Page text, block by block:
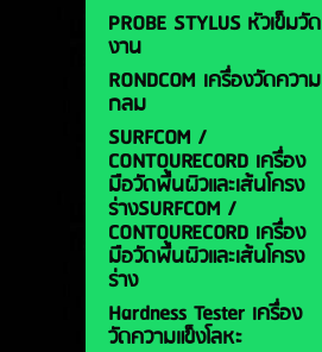
PROBE STYLUS หัวเข็มวัด
งาน
RONDCOM เครื่องวัดความ
กลม
SURFCOM /
CONTOURECORD เครื่อง
มือวัดพื้นผิวและเส้นโครง
ร่างSURFCOM /
CONTOURECORD เครื่อง
มือวัดพื้นผิวและเส้นโครง
ร่าง
Hardness Tester เครื่อง
วัดความแข็งโลหะ